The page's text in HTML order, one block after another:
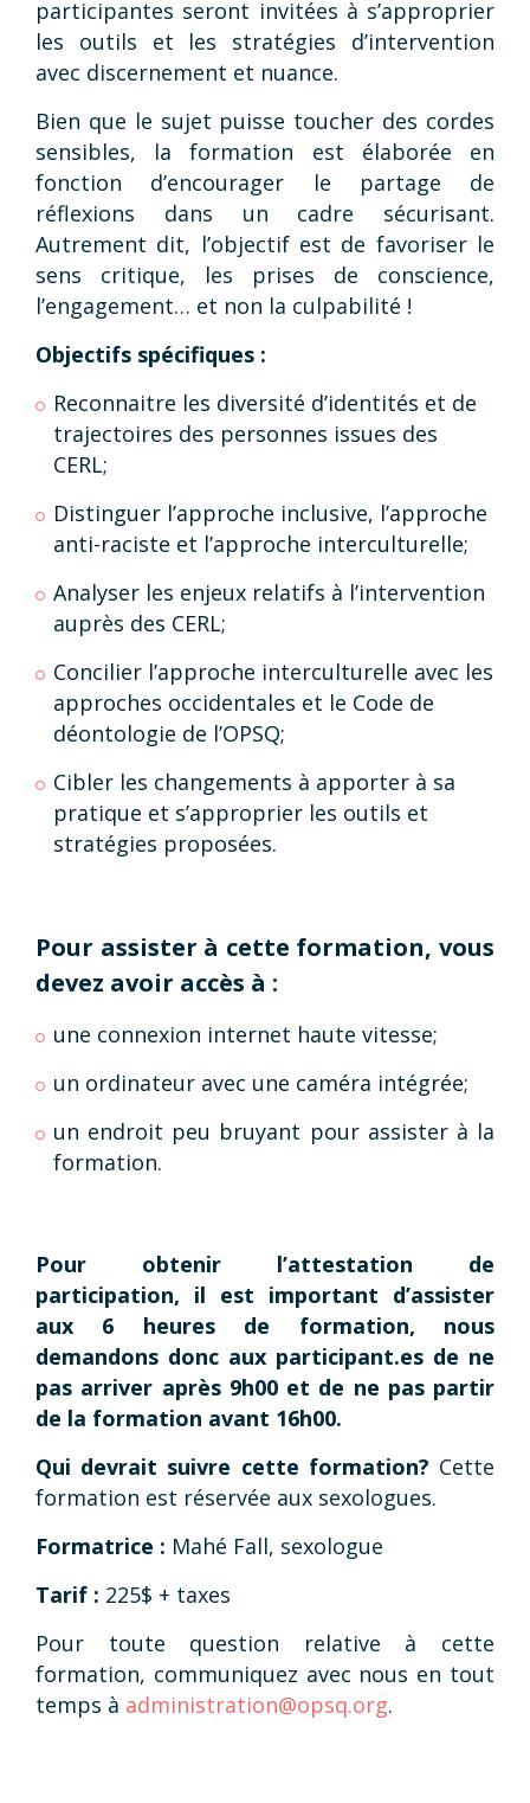
participantes seront invitées à s’approprier
les outils et les stratégies d’intervention
avec discernement et nuance.
Bien que le sujet puisse toucher des cordes
sensibles, la formation est élaborée en
fonction d’encourager le partage de
réflexions dans un cadre sécurisant.
Autrement dit, l’objectif est de favoriser le
sens critique, les prises de conscience,
l’engagement… et non la culpabilité !
Objectifs spécifiques :
Reconnaitre les diversité d’identités et de
trajectoires des personnes issues des
CERL;
Distinguer l’approche inclusive, l’approche
anti-raciste et l’approche interculturelle;
Analyser les enjeux relatifs à l’intervention
auprès des CERL;
Concilier l’approche interculturelle avec les
approches occidentales et le Code de
déontologie de l’OPSQ;
Cibler les changements à apporter à sa
pratique et s’approprier les outils et
stratégies proposées.
Pour assister à cette formation, vous
devez avoir accès à :
une connexion internet haute vitesse;
un ordinateur avec une caméra intégrée;
un endroit peu bruyant pour assister à la
formation.
Pour obtenir l’attestation de
participation, il est important d’assister
aux 6 heures de formation, nous
demandons donc aux participant.es de ne
pas arriver après 9h00 et de ne pas partir
de la formation avant 16h00.
Qui devrait suivre cette formation? Cette
formation est réservée aux sexologues.
Formatrice : Mahé Fall, sexologue
Tarif : 225$ + taxes
Pour toute question relative à cette
formation, communiquez avec nous en tout
temps à administration@opsq.org.